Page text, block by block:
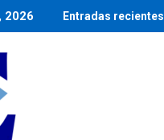
2026 Entradas recientes